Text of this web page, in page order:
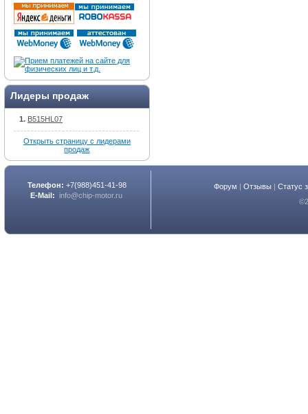
Лидеры продаж
B515HL07
Открыть страницу с лидерами
продаж
Телефон: +7(988)451-41-98
E-Mail: info@chip-motor.ru
Форум |Отзывы |Статус